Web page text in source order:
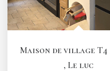
, Le luc